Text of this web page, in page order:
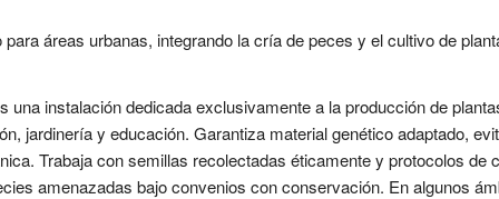
áreas urbanas, integrando la cría de peces y el cultivo de
una instalación dedicada exclusivamente a la producción de
jardinería y educación. Garantiza material genético adaptado,
Trabaja con semillas recolectadas éticamente y protocolos de
amenazadas bajo convenios con conservación. En algunos